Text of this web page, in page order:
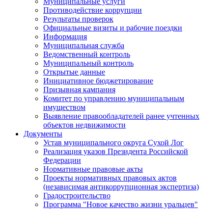
Противодействие коррупции
Результаты проверок
Официальные визиты и рабочие поездки
Информация
Муниципальная служба
Ведомственный контроль
Муниципальный контроль
Открытые данные
Инициативное бюджетирование
Призывная кампания
Комитет по управлению муниципальным
имуществом
Выявление правообладателей ранее учтенных
объектов недвижимости
Документы
Устав муниципального округа Сухой Лог
Реализация указов Президента Российской
Федерации
Нормативные правовые акты
Проекты нормативных правовых актов
(независимая антикоррупционная экспертиза)
Градостроительство
Программа "Новое качество жизни уральцев"